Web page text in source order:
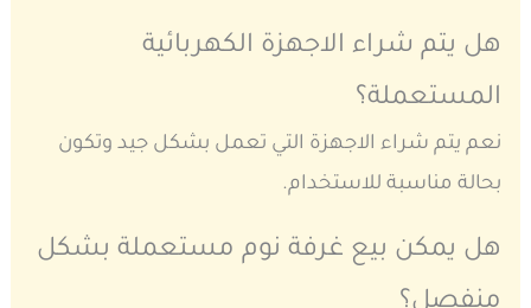
هل يتم شراء الاجهزة الكهربائية
المستعملة؟
نعم يتم شراء الاجهزة التي تعمل بشكل جيد وتكون
بحالة مناسبة للاستخدام.
هل يمكن بيع غرفة نوم مستعملة بشكل